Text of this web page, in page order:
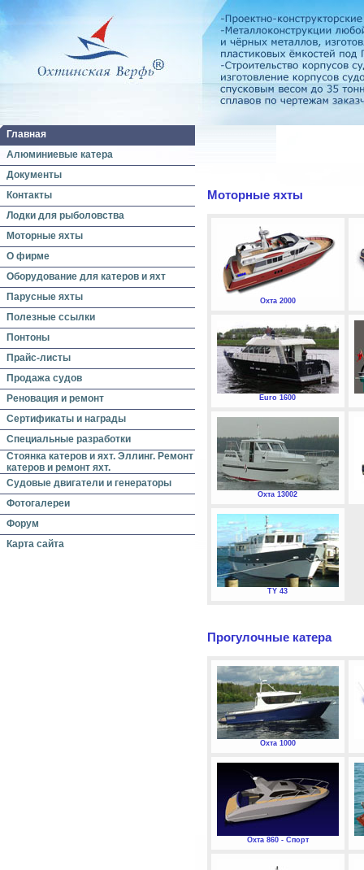
Главная
Алюминиевые катера
Документы
Контакты
Лодки для рыболовства
Моторные яхты
О фирме
Оборудование для катеров и яхт
Парусные яхты
Полезные ссылки
Понтоны
Прайс-листы
Продажа судов
Реновация и ремонт
Сертификаты и награды
Специальные разработки
Стоянка катеров и яхт. Эллинг. Ремонт
катеров и ремонт яхт.
Судовые двигатели и генераторы
Фотогалереи
Форум
Карта сайта
Моторные яхты
Охта 2000
Euro 1600
Охта 13002
TY 43
Прогулочные катера
Охта 1000
Охта 860 - Спорт